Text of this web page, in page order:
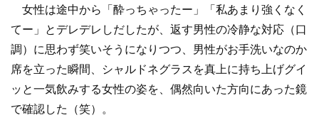
女性は途中から「酔っちゃったー」「私あまり強くなく
てー」とデレデレしだしたが、返す男性の冷静な対応（口
調）に思わず笑いそうになりつつ、男性がお手洗いなのか
席を立った瞬間、シャルドネグラスを真上に持ち上げグイ
ッと一気飲みする女性の姿を、偶然向いた方向にあった鏡
で確認した（笑）。